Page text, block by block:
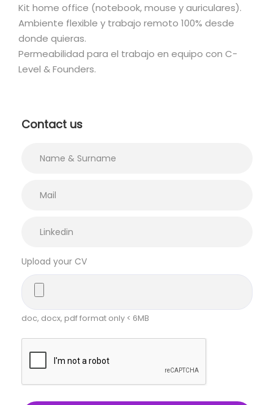
Kit home office (notebook, mouse y auriculares).
Ambiente flexible y trabajo remoto 100% desde
donde quieras.
Permeabilidad para el trabajo en equipo con C-
Level & Founders.
Contact us
Upload your CV
doc, docx, pdf format only < 6MB